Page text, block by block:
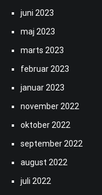
juni 2023
maj 2023
marts 2023
februar 2023
januar 2023
november 2022
oktober 2022
september 2022
august 2022
juli 2022